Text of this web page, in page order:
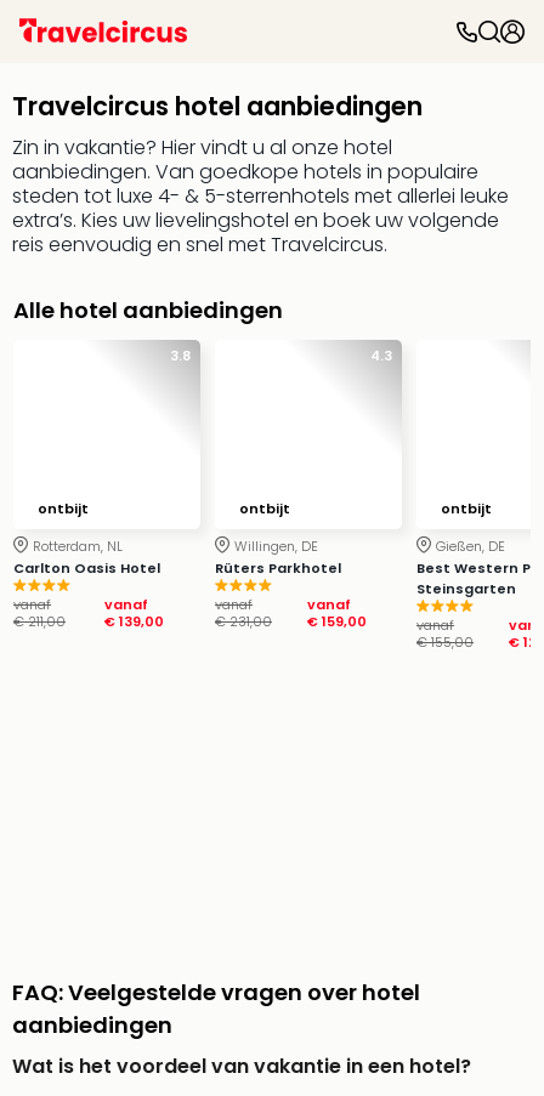
Travelcircus hotel aanbiedingen
Zin in vakantie? Hier vindt u al onze hotel
aanbiedingen. Van goedkope hotels in populaire
steden tot luxe 4- & 5-sterrenhotels met allerlei leuke
extra’s. Kies uw lievelingshotel en boek uw volgende
reis eenvoudig en snel met Travelcircus.
Alle hotel aanbiedingen
3.8
ontbijt
Rotterdam, NL
Carlton Oasis Hotel
vanaf
€ 211,00
vanaf
€ 139,00
4.3
ontbijt
Willingen, DE
Rüters Parkhotel
vanaf
€ 231,00
vanaf
€ 159,00
ontbijt
Gießen, DE
Best Western
Steinsgarten
vanaf
€ 155,00
€
FAQ: Veelgestelde vragen over hotel
aanbiedingen
Wat is het voordeel van vakantie in een hotel?